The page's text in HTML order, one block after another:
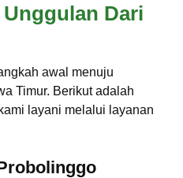
Dari
awal menuju
Timur. Berikut adalah
layani melalui layanan